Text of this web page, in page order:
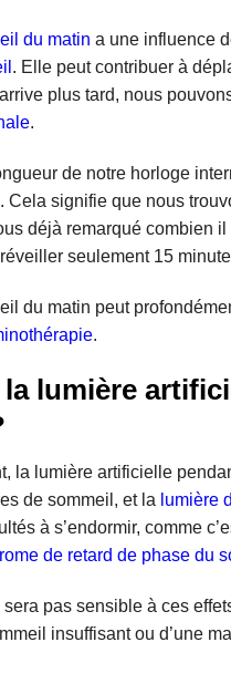
du matin a une influence
. Elle peut contribuer à
plus tard, nous
.
de notre horloge
. Cela signifie que nous
déjà remarqué combien
seulement 15
du matin peut
.
lumière
la lumière artificielle
de sommeil, et la lumière
à s’endormir, comme
de retard de phase du
pas sensible à ces
insuffisant ou d’une